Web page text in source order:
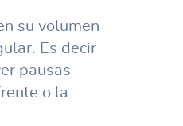
su volumen
Es decir
pausas
o la